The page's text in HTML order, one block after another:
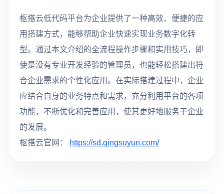
枢搭云低代码平台为企业提供了一种高效、便捷的应
用搭建方式，能够帮助企业快速实现业务数字化转
型。通过本文介绍的全流程操作步骤和实用技巧，即
使是没有专业开发经验的管理员，也能轻松搭建出符
合企业需求的个性化应用。在实际搭建过程中，企业
应结合自身的业务特点和需求，充分利用平台的各项
功能，不断优化和完善应用，使其更好地服务于企业
的发展。
枢搭云官网：
https://sd.qingsuyun.com/